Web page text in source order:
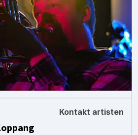
Kontakt artisten